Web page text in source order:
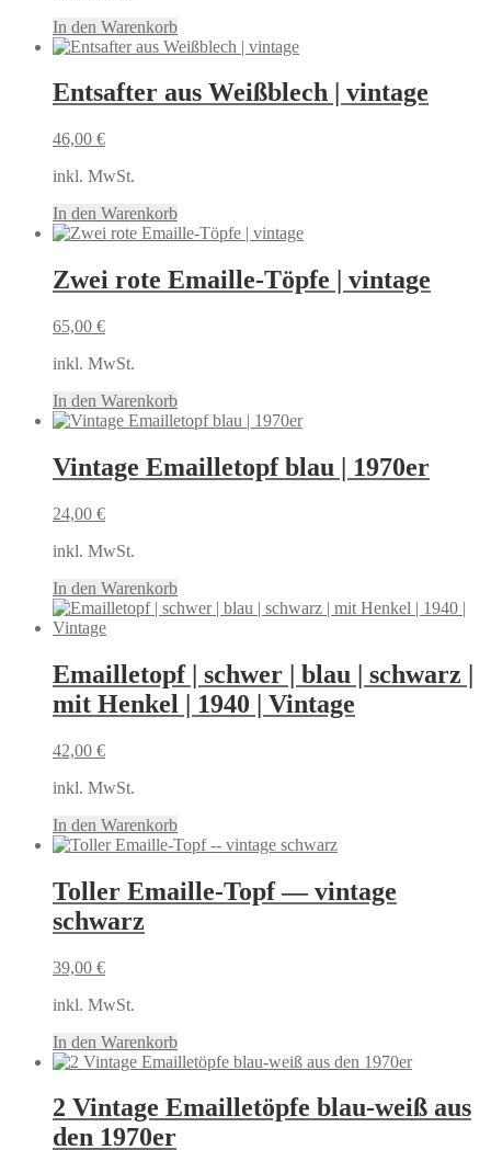
In den Warenkorb
Entsafter aus Weißblech | vintage
46,00 €
inkl. MwSt.
In den Warenkorb
Zwei rote Emaille-Töpfe | vintage
65,00 €
inkl. MwSt.
In den Warenkorb
Vintage Emailletopf blau | 1970er
24,00 €
inkl. MwSt.
In den Warenkorb
Emailletopf | schwer | blau | schwarz |
mit Henkel | 1940 | Vintage
42,00 €
inkl. MwSt.
In den Warenkorb
Toller Emaille-Topf — vintage
schwarz
39,00 €
inkl. MwSt.
In den Warenkorb
2 Vintage Emailletöpfe blau-weiß aus
den 1970er